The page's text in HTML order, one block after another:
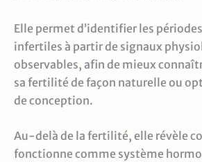
Elle permet d’identifier les
infertiles à partir de signaux
observables, afin de mieux
sa fertilité de façon naturelle ou
de conception.
Au-delà de la fertilité, elle révèle
fonctionne comme système